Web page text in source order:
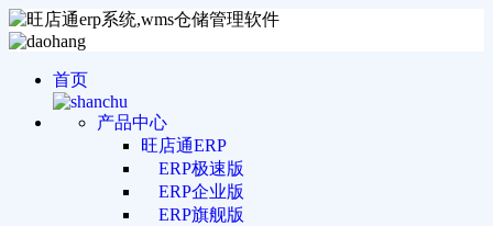
首页
产品中心
旺店通ERP
ERP极速版
ERP企业版
ERP旗舰版